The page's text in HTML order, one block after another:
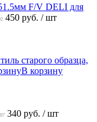
F/V DELI для
450 руб. / шт
старого образца,
В корзину
340 руб. / шт